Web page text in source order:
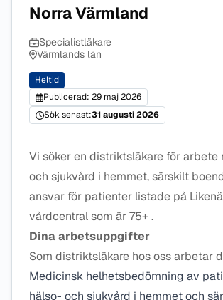
Norra Värmland
Specialistläkare
Värmlands län
Heltid
Publicerad: 29 maj 2026
Sök senast:31 augusti 2026
Vi söker en distriktsläkare för arbete
och sjukvård i hemmet, särskilt
ansvar för patienter listade på
vårdcentral som är 75+ .
Dina arbetsuppgifter
Som distriktsläkare hos oss arbetar
Medicinsk helhetsbedömning av
hälso- och sjukvård i hemmet och